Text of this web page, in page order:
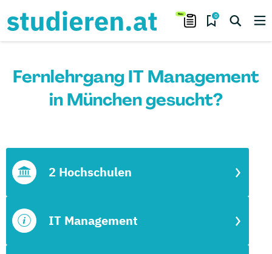
0
Fernlehrgang IT Management
in München gesucht?
IT Management
2 Hochschulen